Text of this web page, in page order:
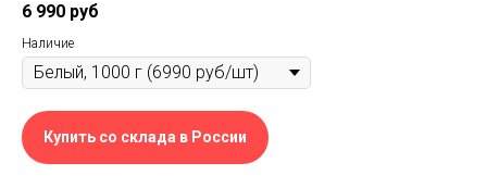
6 990 руб
Наличие
Купить со склада в России